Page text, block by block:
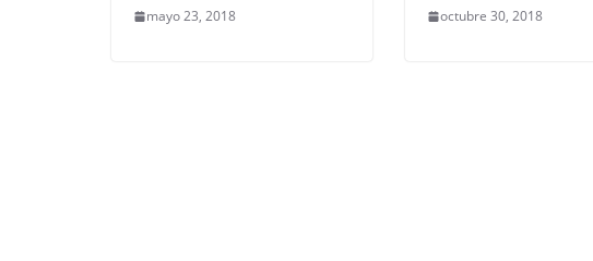
mayo 23, 2018 octubre 30, 2018